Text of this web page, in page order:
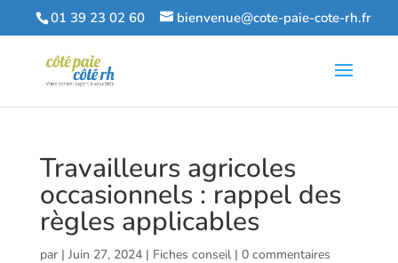
01 39 23 02 60 bienvenue@cote-paie-cote-rh.fr
Travailleurs agricoles
occasionnels : rappel des
règles applicables
par | Juin 27, 2024| Fiches conseil| 0 commentaires